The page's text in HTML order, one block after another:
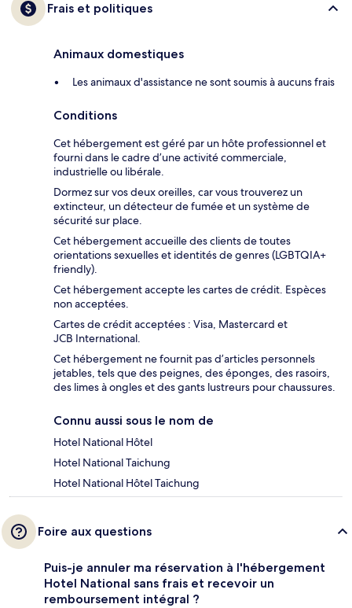
Frais et politiques
Animaux domestiques
Les animaux d'assistance ne sont soumis à aucuns frais
Conditions
Cet hébergement est géré par un hôte professionnel et
fourni dans le cadre d’une activité commerciale,
industrielle ou libérale.
Dormez sur vos deux oreilles, car vous trouverez un
extincteur, un détecteur de fumée et un système de
sécurité sur place.
Cet hébergement accueille des clients de toutes
orientations sexuelles et identités de genres (LGBTQIA+
friendly).
Cet hébergement accepte les cartes de crédit. Espèces
non acceptées.
Cartes de crédit acceptées : Visa, Mastercard et
JCB International.
Cet hébergement ne fournit pas d’articles personnels
jetables, tels que des peignes, des éponges, des rasoirs,
des limes à ongles et des gants lustreurs pour chaussures.
Connu aussi sous le nom de
Hotel National Hôtel
Hotel National Taichung
Hotel National Hôtel Taichung
Foire aux questions
Puis-je annuler ma réservation à l'hébergement
Hotel National sans frais et recevoir un
remboursement intégral ?